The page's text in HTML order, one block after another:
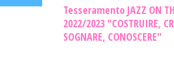
Tesseramento JAZZ ON
2022/2023 "COSTRUIRE,
SOGNARE, CONOSCERE"